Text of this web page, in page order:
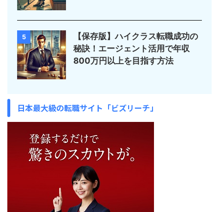
5
【保存版】ハイクラス転職成功の
秘訣！エージェント活用で年収
800万円以上を目指す方法
日本最大級の転職サイト「ビズリーチ」